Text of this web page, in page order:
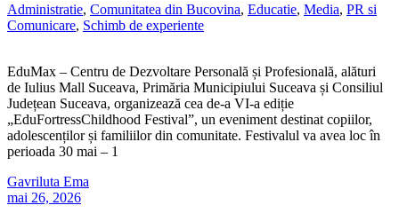
Administratie, Comunitatea din Bucovina, Educatie, Media, PR si
Comunicare, Schimb de experiente
EduMax – Centru de Dezvoltare Personală și Profesională, alături
de Iulius Mall Suceava, Primăria Municipiului Suceava și Consiliul
Județean Suceava, organizează cea de-a VI-a ediție
„EduFortressChildhood Festival”, un eveniment destinat copiilor,
adolescenților și familiilor din comunitate. Festivalul va avea loc în
perioada 30 mai – 1
Gavriluta Ema
mai 26, 2026